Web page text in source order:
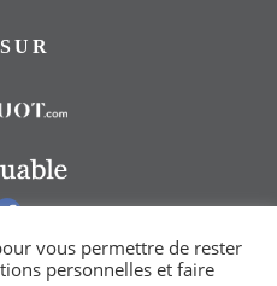
vous permettre de rester
personnelles et faire